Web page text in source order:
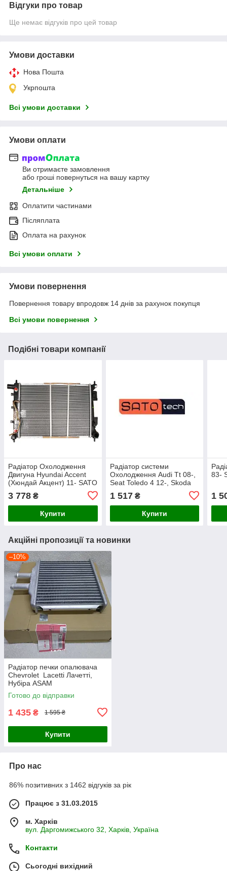
Відгуки про товар
Ще немає відгуків про цей товар
Умови доставки
Нова Пошта
Укрпошта
Всі умови доставки
Умови оплати
Ви отримаєте замовлення
або гроші повернуться на вашу картку
Детальніше
Оплатити частинами
Післяплата
Оплата на рахунок
Всі умови оплати
Умови повернення
Повернення товару впродовж 14 днів за рахунок покупця
Всі умови повернення
Подібні товари компанії
Радіатор Охолодження
Двигуна Hyundai Accent
(Хюндай Акцент) 11- SATO
3 778 ₴
Купити
Радіатор системи
Охолодження Audi Tt 08-,
Seat Toledo 4 12-, Skoda
Amarok 10- SATO TECH
1 517₴
Купити
83-
1
Акційні пропозиції та новинки
–10%
Радіатор печки опалювача
Chevrolet Lacetti Лачетті,
Нубіра ASAM
Готово до відправки
1 435 ₴ 1 595 ₴
Купити
Про нас
86% позитивних з 1462 відгуків за рік
Працює з 31.03.2015
м. Харків
вул. Даргомижського 32, Харків, Україна
Контакти
Сьогодні вихідний